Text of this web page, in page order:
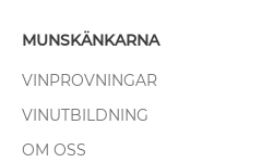
MUNSKÄNKARNA
VINPROVNINGAR
VINUTBILDNING
OM OSS